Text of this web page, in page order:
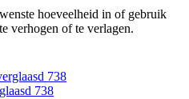
hoeveelheid in of gebruik
verhogen of te verlagen.
738